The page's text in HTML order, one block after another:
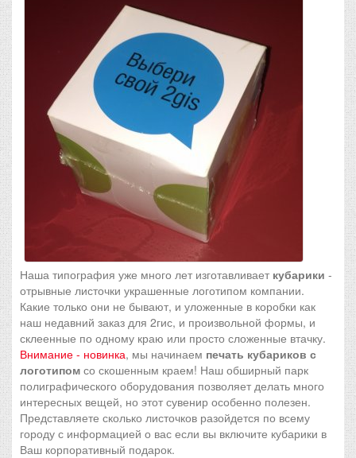
Наша типография уже много лет изготавливает кубарики -
отрывные листочки украшенные логотипом компании.
Какие только они не бывают, и уложенные в коробки как
наш недавний заказ для 2гис, и произвольной формы, и
склеенные по одному краю или просто сложенные втачку.
Внимание - новинка, мы начинаем печать кубариков с
логотипом со скошенным краем! Наш обширный парк
полиграфического оборудования позволяет делать много
интересных вещей, но этот сувенир особенно полезен.
Представляете сколько листочков разойдется по всему
городу с информацией о вас если вы включите кубарики в
Ваш корпоративный подарок.